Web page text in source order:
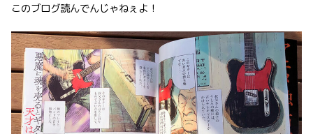
このブログ読んでんじゃねぇよ！